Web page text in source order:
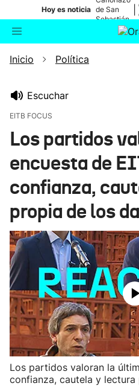
Hoy es noticia de San
Sebastián
Buscador
Inicio Política
Escuchar
EITB FOCUS
Los partidos
encuesta de
confianza,
propia de los
Los partidos valoran la
confianza, cautela y